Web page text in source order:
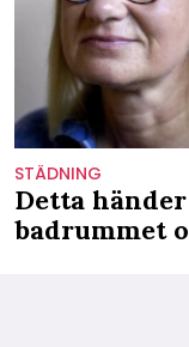
STÄDNING
Detta
badrummet